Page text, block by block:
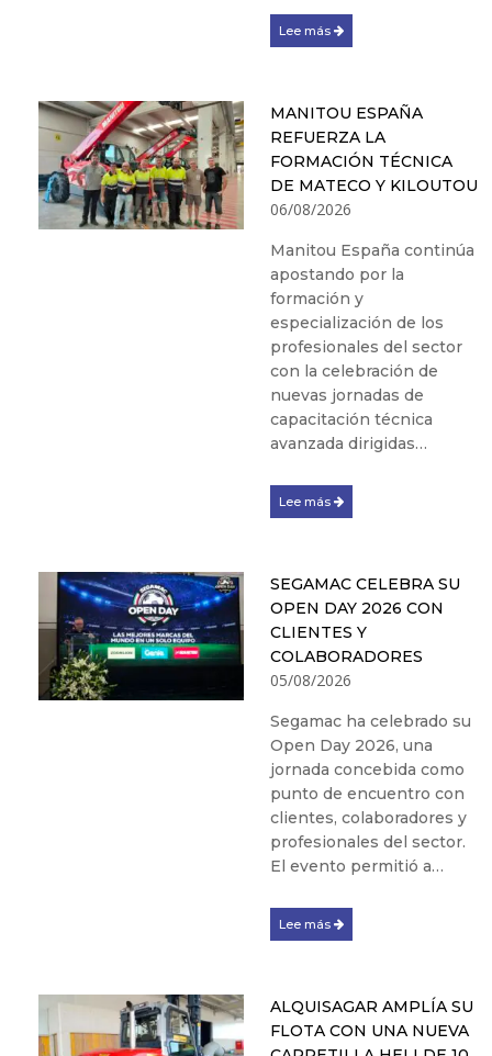
Lee más
MANITOU ESPAÑA
REFUERZA LA
FORMACIÓN TÉCNICA
DE MATECO Y KILOUTOU
06/08/2026
Manitou España continúa
apostando por la
formación y
especialización de los
profesionales del sector
con la celebración de
nuevas jornadas de
capacitación técnica
avanzada dirigidas…
Lee más
SEGAMAC CELEBRA SU
OPEN DAY 2026 CON
CLIENTES Y
COLABORADORES
05/08/2026
Segamac ha celebrado su
Open Day 2026, una
jornada concebida como
punto de encuentro con
clientes, colaboradores y
profesionales del sector.
El evento permitió a…
Lee más
ALQUISAGAR AMPLÍA SU
FLOTA CON UNA NUEVA